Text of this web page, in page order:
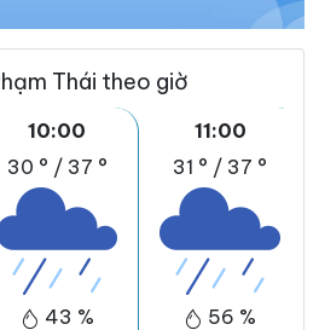
Thái theo giờ
10:00
30 ° / 37 °
43 %
11:00
31 ° / 37 °
56 %